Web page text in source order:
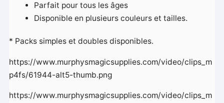
Parfait pour tous les âges
Disponible en plusieurs couleurs et tailles.
* Packs simples et doubles disponibles.
https://www.murphysmagicsupplies.com/video/clips_m
p4fs/61944-alt5-thumb.png
https://www.murphysmagicsupplies.com/video/clips_m